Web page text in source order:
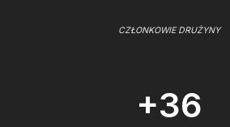
CZŁONKOWIE DRUŻYNY
+36